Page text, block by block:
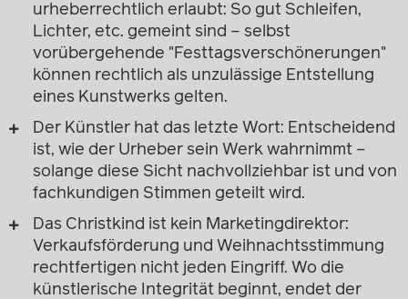
urheberrechtlich erlaubt: So gut Schleifen,
Lichter, etc. gemeint sind – selbst
vorübergehende "Festtagsverschönerungen"
können rechtlich als unzulässige Entstellung
eines Kunstwerks gelten.
Der Künstler hat das letzte Wort: Entscheidend
ist, wie der Urheber sein Werk wahrnimmt –
solange diese Sicht nachvollziehbar ist und von
fachkundigen Stimmen geteilt wird.
Das Christkind ist kein Marketingdirektor:
Verkaufsförderung und Weihnachtsstimmung
rechtfertigen nicht jeden Eingriff. Wo die
künstlerische Integrität beginnt, endet der